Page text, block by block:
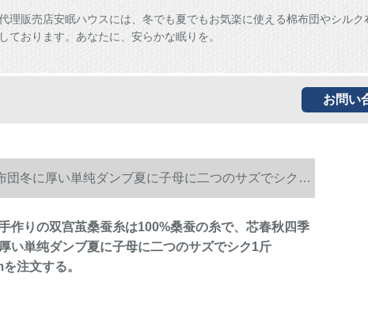
理販売店安眠ハウスには、冬でも夏でもお気楽に使える棉布団やシルク
ております。あなたに、安らかな眠りを。
お問い
冬に厚い単纯ダンブ夏に子母に二つのサズでシク1
作りの双宫茧桑蚕糸は100%桑蚕の糸で、芯春秋四季
い単纯ダンブ夏に子母に二つのサズでシク1斤
注文する。